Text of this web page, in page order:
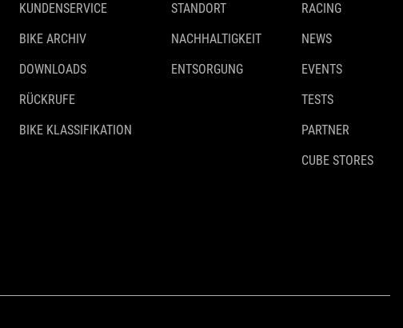
KUNDENSERVICE
BIKE ARCHIV
DOWNLOADS
RÜCKRUFE
BIKE KLASSIFIKATION
STANDORT
NACHHALTIGKEIT
ENTSORGUNG
RACING
NEWS
EVENTS
TESTS
PARTNER
CUBE STORES